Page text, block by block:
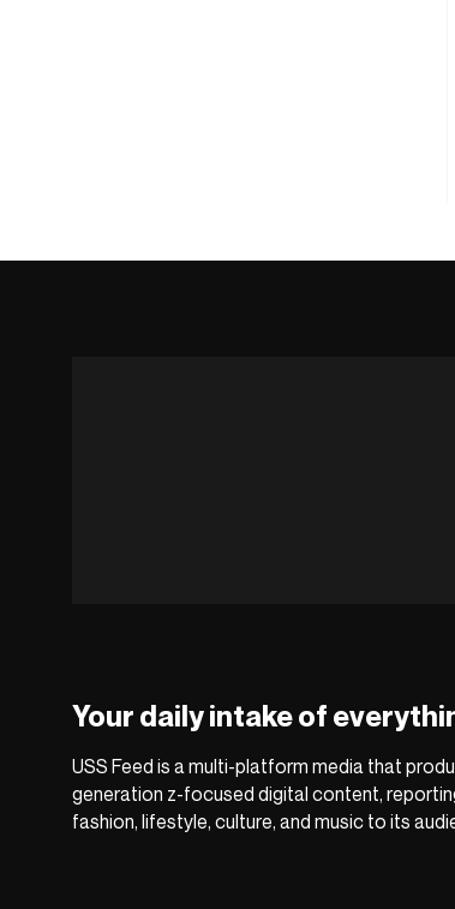
Your daily intake of
USS Feed is a multi-platform media that
generation z-focused digital content,
fashion, lifestyle, culture, and music to its